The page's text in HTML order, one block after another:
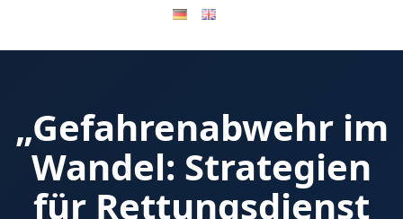
„Gefahrenabwehr im
Wandel: Strategien
für Rettungsdienst